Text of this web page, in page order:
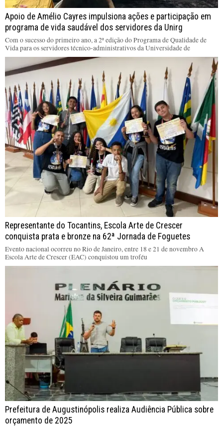
Apoio de Amélio Cayres impulsiona ações e participação em
programa de vida saudável dos servidores da Unirg
Com o sucesso do primeiro ano, a 2ª edição do Programa de Qualidade de
Vida para os servidores técnico-administrativos da Universidade de
Representante do Tocantins, Escola Arte de Crescer
conquista prata e bronze na 62ª Jornada de Foguetes
Evento nacional ocorreu no Rio de Janeiro, entre 18 e 21 de novembro A
Escola Arte de Crescer (EAC) conquistou um troféu
Prefeitura de Augustinópolis realiza Audiência Pública sobre
orçamento de 2025